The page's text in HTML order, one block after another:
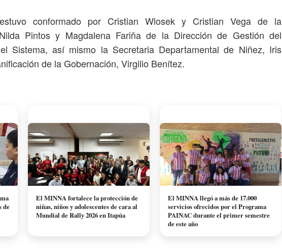
conformado por Cristian Wlosek y Cristian Vega de la
Pintos y Magdalena Fariña de la Dirección de Gestión del
Sistema, así mismo la Secretaria Departamental de Niñez, Iris
de la Gobernación, Virgilio Benítez.
de
El MINNA fortalece la protección de
niñas, niños y adolescentes de cara al
Mundial de Rally 2026 en Itapúa
El MINNA llegó a más de 17.000
servicios ofrecidos por el Programa
PAINAC durante el primer semestre
de este año